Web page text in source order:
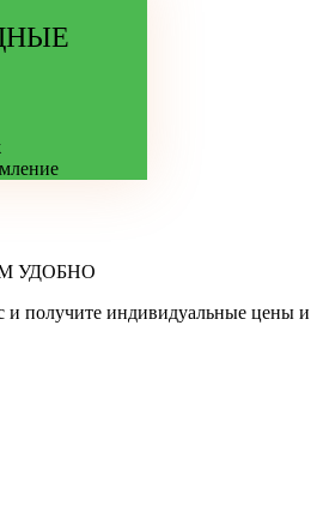
УДОБНО
и получите индивидуальные цены и